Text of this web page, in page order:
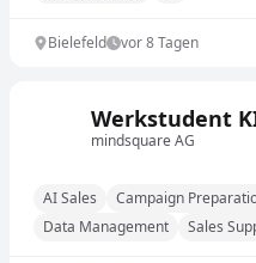
Bielefeld vor 8 Tagen
Werkstudent
mindsquare AG
AI Sales Campaign
Data Management
Sales